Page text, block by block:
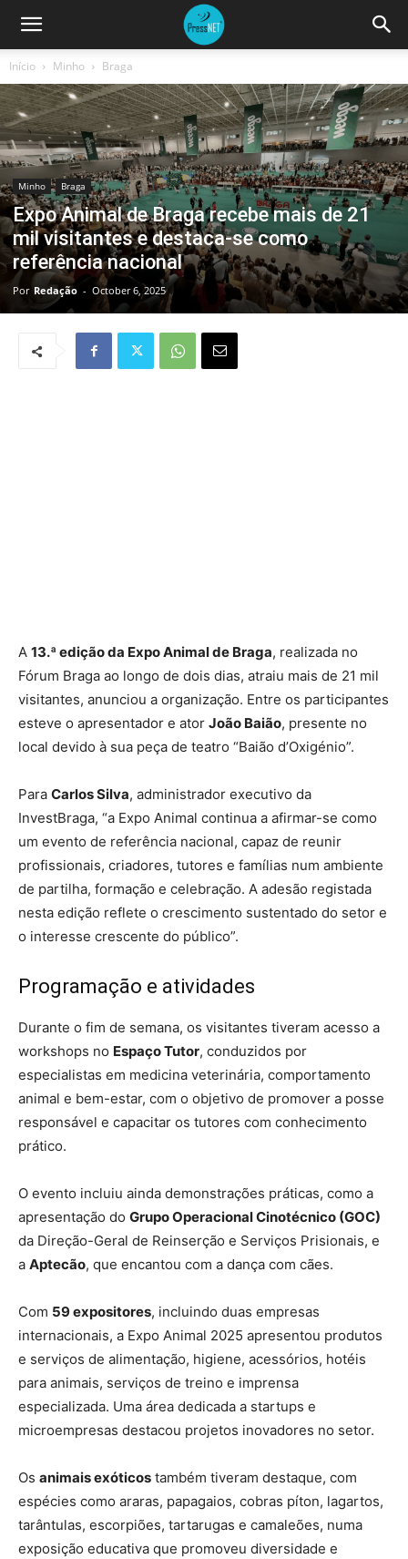
Início Minho Braga
Minho Braga
Expo Animal de Braga recebe mais de 21
mil visitantes e destaca-se como
referência nacional
Por Redação - October 6, 2025
A 13.ª edição da Expo Animal de Braga, realizada no
Fórum Braga ao longo de dois dias, atraiu mais de 21 mil
visitantes, anunciou a organização. Entre os participantes
esteve o apresentador e ator João Baião, presente no
local devido à sua peça de teatro “Baião d’Oxigénio”.
Para Carlos Silva, administrador executivo da
InvestBraga, “a Expo Animal continua a afirmar-se como
um evento de referência nacional, capaz de reunir
profissionais, criadores, tutores e famílias num ambiente
de partilha, formação e celebração. A adesão registada
nesta edição reflete o crescimento sustentado do setor e
o interesse crescente do público”.
Programação e atividades
Durante o fim de semana, os visitantes tiveram acesso a
workshops no Espaço Tutor, conduzidos por
especialistas em medicina veterinária, comportamento
animal e bem-estar, com o objetivo de promover a posse
responsável e capacitar os tutores com conhecimento
prático.
O evento incluiu ainda demonstrações práticas, como a
apresentação do Grupo Operacional Cinotécnico (GOC)
da Direção-Geral de Reinserção e Serviços Prisionais, e
a Aptecão, que encantou com a dança com cães.
Com 59 expositores, incluindo duas empresas
internacionais, a Expo Animal 2025 apresentou produtos
e serviços de alimentação, higiene, acessórios, hotéis
para animais, serviços de treino e imprensa
especializada. Uma área dedicada a startups e
microempresas destacou projetos inovadores no setor.
Os animais exóticos também tiveram destaque, com
espécies como araras, papagaios, cobras píton, lagartos,
tarântulas, escorpiões, tartarugas e camaleões, numa
exposição educativa que promoveu diversidade e